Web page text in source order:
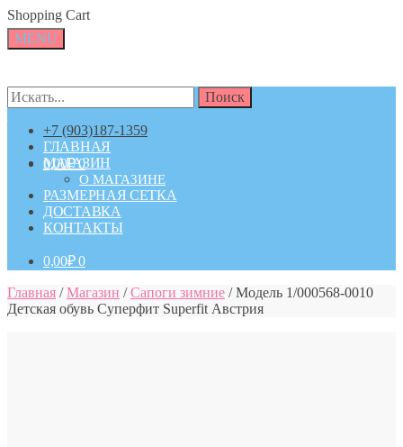
Skip
to
navigation
Skip
to
content
Shopping Cart
MENU
Искать: Поиск
+7 (903)187-1359
0,00₽ 0
Искать: Поиск
ГЛАВНАЯ
МАГАЗИН
О МАГАЗИНЕ
РАЗМЕРНАЯ СЕТКА
ДОСТАВКА
КОНТАКТЫ
0,00₽ 0
Главная /Магазин /Сапоги зимние /Модель 1/000568-0010
Детская обувь Суперфит Superfit Австрия